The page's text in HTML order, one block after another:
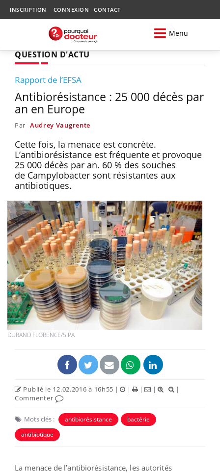
INSCRIPTION CONNEXION CONTACT
Menu
QUESTION D'ACTU
Rapport de l’EFSA
Antibiorésistance : 25 000 décès par
an en Europe
Par Audrey Vaugrente
Cette fois, la menace est concrète.
L’antibiorésistance est fréquente et provoque
25 000 décès par an. 60 % des souches
de Campylobacter sont résistantes aux
antibiotiques.
DURAND FLORENCE/SIPA
Publié le 12.02.2016 à 16h55 | | | |
|
Commenter
Mots clés : antibiorésistance
bactérie
antibiotique
La menace de l’antibiorésistance, les autorités